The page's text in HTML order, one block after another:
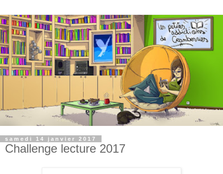
samedi 14 janvier 2017
Challenge lecture 2017